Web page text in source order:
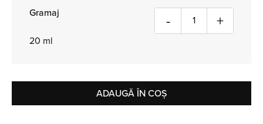
Gramaj
20 ml
- +
ADAUGĂ ÎN COȘ